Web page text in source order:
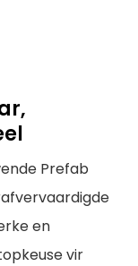
Prefab
en
vir